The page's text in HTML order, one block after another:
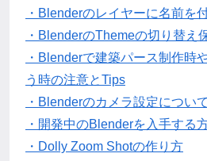
・Blenderのレイヤーに名前を
・BlenderのThemeの切り替え
・Blenderで建築パース制作時
う時の注意とTips
・Blenderのカメラ設定について
・開発中のBlenderを入手する
・Dolly Zoom Shotの作り方